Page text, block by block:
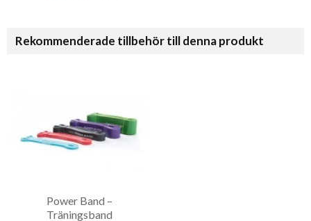
Rekommenderade tillbehör till denna produkt
Power Band –
Träningsband